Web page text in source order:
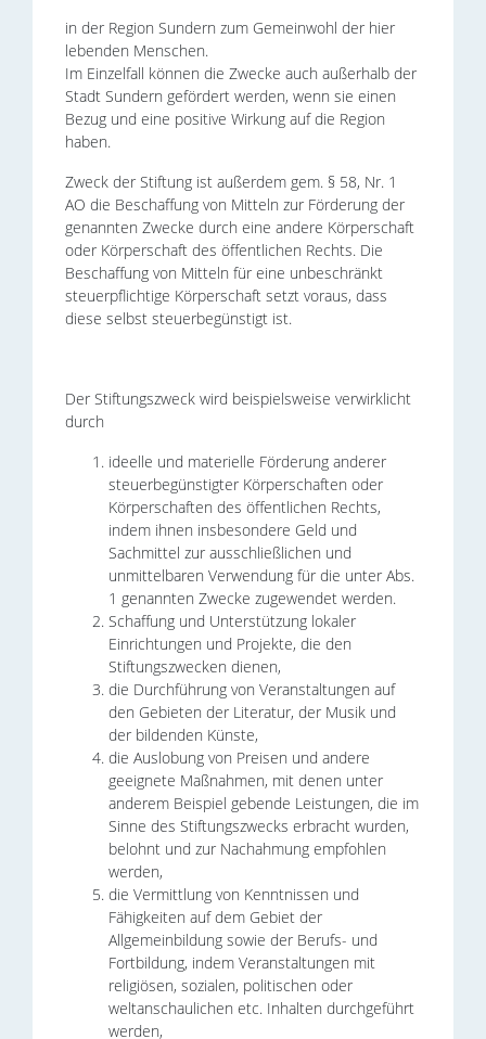
in der Region Sundern zum Gemeinwohl der hier
lebenden Menschen.
Im Einzelfall können die Zwecke auch außerhalb der
Stadt Sundern gefördert werden, wenn sie einen
Bezug und eine positive Wirkung auf die Region
haben.
Zweck der Stiftung ist außerdem gem. § 58, Nr. 1
AO die Beschaffung von Mitteln zur Förderung der
genannten Zwecke durch eine andere Körperschaft
oder Körperschaft des öffentlichen Rechts. Die
Beschaffung von Mitteln für eine unbeschränkt
steuerpflichtige Körperschaft setzt voraus, dass
diese selbst steuerbegünstigt ist.
Der Stiftungszweck wird beispielsweise verwirklicht
durch
ideelle und materielle Förderung anderer
steuerbegünstigter Körperschaften oder
Körperschaften des öffentlichen Rechts,
indem ihnen insbesondere Geld und
Sachmittel zur ausschließlichen und
unmittelbaren Verwendung für die unter Abs.
1 genannten Zwecke zugewendet werden.
Schaffung und Unterstützung lokaler
Einrichtungen und Projekte, die den
Stiftungszwecken dienen,
die Durchführung von Veranstaltungen auf
den Gebieten der Literatur, der Musik und
der bildenden Künste,
die Auslobung von Preisen und andere
geeignete Maßnahmen, mit denen unter
anderem Beispiel gebende Leistungen, die im
Sinne des Stiftungszwecks erbracht wurden,
belohnt und zur Nachahmung empfohlen
werden,
die Vermittlung von Kenntnissen und
Fähigkeiten auf dem Gebiet der
Allgemeinbildung sowie der Berufs- und
Fortbildung, indem Veranstaltungen mit
religiösen, sozialen, politischen oder
weltanschaulichen etc. Inhalten durchgeführt
werden,